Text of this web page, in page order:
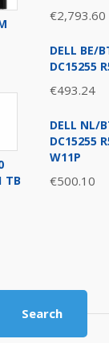
TB
€2,793.60
DELL BE/
DC15255
€493.24
DELL NL/
DC15255
W11P
€500.10
Search